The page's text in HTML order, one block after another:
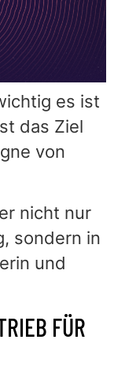
es ist
das Ziel
von
nicht nur
sondern in
und
FÜR